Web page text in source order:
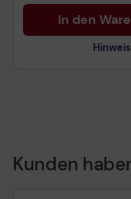
In den
Hinweis
Kunden